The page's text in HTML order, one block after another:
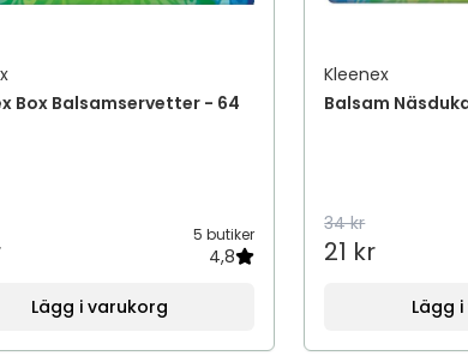
Box Balsamservetter - 64
5 butiker
4,8
Lägg i varukorg
Kleenex
Balsam
34 kr
21 kr
Lägg